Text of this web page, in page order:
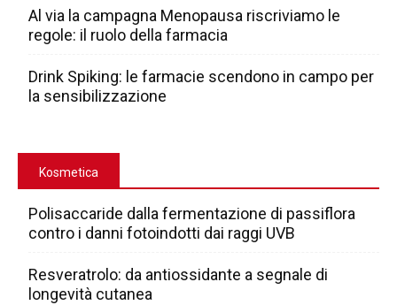
Al via la campagna Menopausa riscriviamo le
regole: il ruolo della farmacia
Drink Spiking: le farmacie scendono in campo per
la sensibilizzazione
Kosmetica
Polisaccaride dalla fermentazione di passiflora
contro i danni fotoindotti dai raggi UVB
Resveratrolo: da antiossidante a segnale di
longevità cutanea